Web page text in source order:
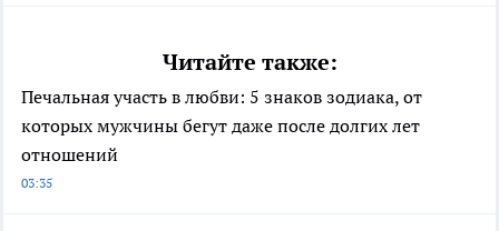
Читайте также:
Печальная участь в любви: 5 знаков зодиака, от
которых мужчины бегут даже после долгих лет
отношений
03:35